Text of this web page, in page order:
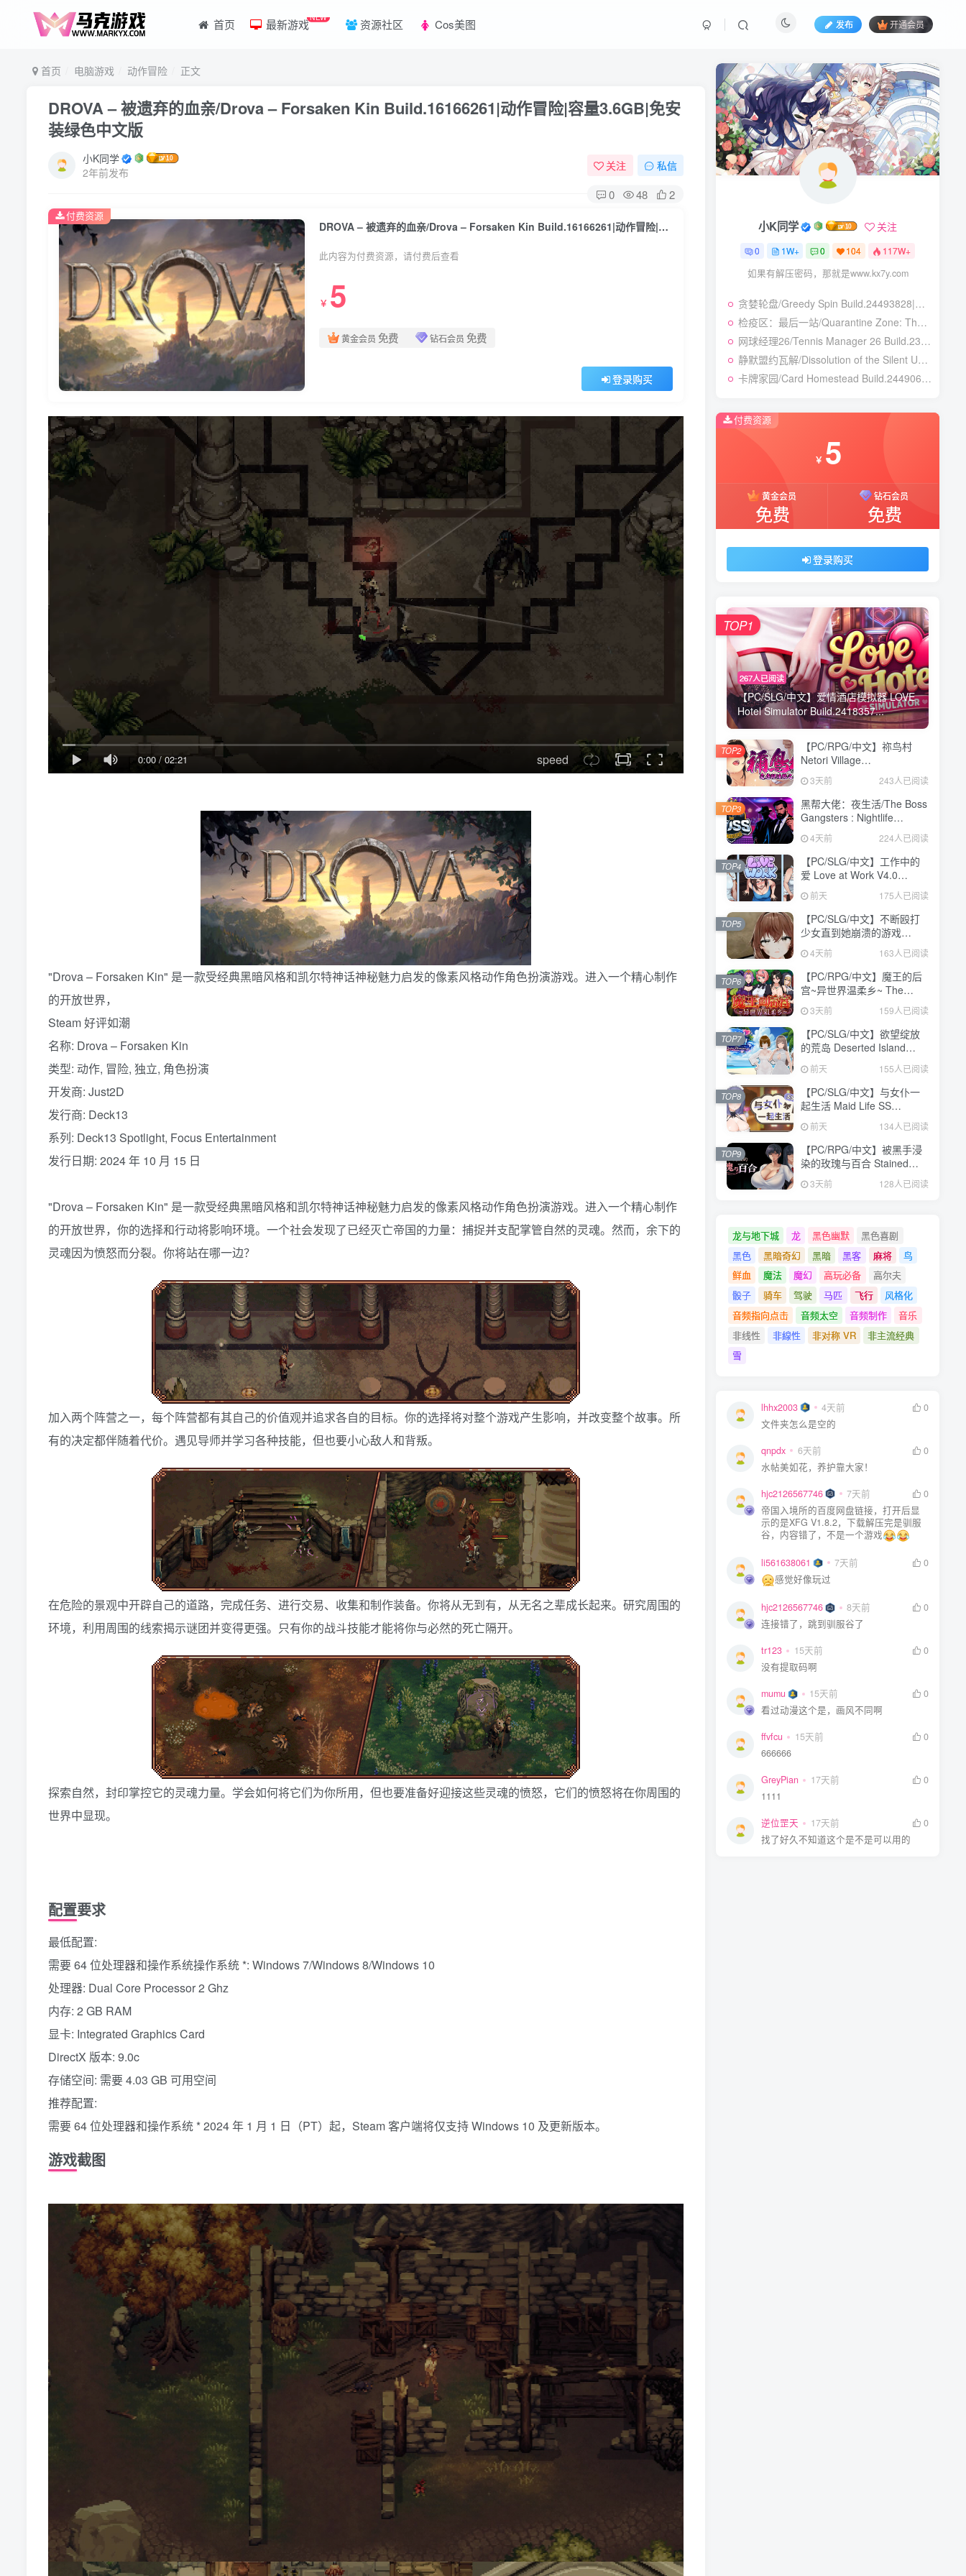
首页 最新游戏NEW 资源社区 Cos美图 发布 开通会员
首页 电脑游戏 动作冒险 正文
DROVA – 被遗弃的血亲/Drova – Forsaken Kin Build.16166261|动作冒险|容量3.6GB|免安
装绿色中文版
小K同学
2年前发布
关注 私信
0 48 2
DROVA – 被遗弃的血亲/Drova – Forsaken Kin Build.16166261|动作冒险|容量3.6GB|免安装绿色中文版
此内容为付费资源，请付费后查看
￥ 5
黄金会员 免费 钻石会员 免费
登录购买
付费资源
0:00/ 02:21 speed
"Drova – Forsaken Kin" 是一款受经典黑暗风格和凯尔特神话神秘魅力启发的像素风格动作角色扮演游戏。进入一个精心制作
的开放世界，
Steam 好评如潮
名称: Drova – Forsaken Kin
类型: 动作, 冒险, 独立, 角色扮演
开发商: Just2D
发行商: Deck13
系列: Deck13 Spotlight, Focus Entertainment
发行日期: 2024 年 10 月 15 日
"Drova – Forsaken Kin" 是一款受经典黑暗风格和凯尔特神话神秘魅力启发的像素风格动作角色扮演游戏。进入一个精心制作
的开放世界，你的选择和行动将影响环境。一个社会发现了已经灭亡帝国的力量：捕捉并支配掌管自然的灵魂。然而，余下的
灵魂因为愤怒而分裂。你将站在哪一边？
加入两个阵营之一，每个阵营都有其自己的价值观并追求各自的目标。你的选择将对整个游戏产生影响，并改变整个故事。所
有的决定都伴随着代价。遇见导师并学习各种技能，但也要小心敌人和背叛。
在危险的景观中开辟自己的道路，完成任务、进行交易、收集和制作装备。你将从无到有，从无名之辈成长起来。研究周围的
环境，利用周围的线索揭示谜团并变得更强。只有你的战斗技能才能将你与必然的死亡隔开。
探索自然，封印掌控它的灵魂力量。学会如何将它们为你所用，但也要准备好迎接这些灵魂的愤怒，它们的愤怒将在你周围的
世界中显现。
配置要求
最低配置:
需要 64 位处理器和操作系统操作系统 *: Windows 7/Windows 8/Windows 10
处理器: Dual Core Processor 2 Ghz
内存: 2 GB RAM
显卡: Integrated Graphics Card
DirectX 版本: 9.0c
存储空间: 需要 4.03 GB 可用空间
推荐配置:
需要 64 位处理器和操作系统 * 2024 年 1 月 1 日（PT）起，Steam 客户端将仅支持 Windows 10 及更新版本。
游戏截图
小K同学 关注
0 1W+ 0 104 117W+
如果有解压密码，那就是www.kx7y.com
贪婪轮盘/Greedy Spin Build.24493828|策略战棋|容量247B|免安装绿色中文版
检疫区：最后一站/Quarantine Zone: The Last Check v1.1.13.1981|模拟经营|容量12.7GB|免安装绿色中文版
网球经理26/Tennis Manager 26 Build.23764728|体育竞速|容量4.1GB|免安装绿色中文版
静默盟约瓦解/Dissolution of the Silent Union Build.24450155|恐怖冒险|容量1GB|免安装绿色中文版
卡牌家园/Card Homestead Build.24490632|策略战棋|容量1.3GB|免安装绿色中文版
付费资源
￥ 5
黄金会员
免费
钻石会员
免费
登录购买
267人已阅读
【PC/SLG/中文】爱情酒店模拟器 LOVE
Hotel Simulator Build.2418357...
TOP1
【PC/RPG/中文】祢鸟村
Netori Village
Build.24194835 STEAM官
方中文版【540MB】
3天前 243人已阅读
TOP2
黑帮大佬：夜生活/The Boss
Gangsters : Nightlife
Build.21376939|模拟经营|容
量8.4GB|免安装绿色中文版
4天前 224人已阅读
TOP3
【PC/SLG/中文】工作中的
爱 Love at Work V4.0
STEAM官方中文版
【3.1GB】
前天 175人已阅读
TOP4
【PC/SLG/中文】不断殴打
少女直到她崩溃的游戏
V1.0.0 汉化版【473MB】
4天前 163人已阅读
TOP5
【PC/RPG/中文】魔王的后
宫~异世界温柔乡~ The
Demon King: Harem
Build.24371582 STEAM官
方中文版【1.6GB】
3天前 159人已阅读
TOP6
【PC/SLG/中文】欲望绽放
的荒岛 Deserted Island
Where Desire Blossoms
V1.03 STEAM官方中文版
【1.1GB】
前天 155人已阅读
TOP7
【PC/SLG/中文】与女仆一
起生活 Maid Life SS
Build.24377103 STEAM官
方中文版【598MB】
前天 134人已阅读
TOP8
【PC/RPG/中文】被黑手浸
染的玫瑰与百合 Stained
Roses & Lilies
Build.24334183 STEAM官
3天前 128人已阅读
TOP9
龙与地下城 龙 黑色幽默
黑色喜剧
黑色
黑暗奇幻 黑暗 黑客 麻将
鸟
鲜血
魔法 魔幻 高玩必备
高尔夫
骰子
骑车 驾驶 马匹 飞行
风格化
音频指向点击
音频太空 音频制作
音乐
非线性
非線性 非对称 VR
非主流经典
雪
lhhx2003 4天前
0
文件夹怎么是空的
qnpdx 6天前
0
水帖美如花，养护靠大家！
hjc2126567746 7天前
0
帝国入境所的百度网盘链接，打开后显
示的是XFG V1.8.2，下载解压完是驯服
谷，内容错了，不是一个游戏
li561638061 7天前
0
感觉好像玩过
hjc2126567746 8天前
0
连接错了，跳到驯服谷了
tr123 15天前
0
没有提取码啊
mumu 15天前
0
看过动漫这个是，画风不同啊
ffvfcu 15天前
0
666666
GreyPian 17天前
0
1111
逆位罡天 17天前
0
找了好久不知道这个是不是可以用的